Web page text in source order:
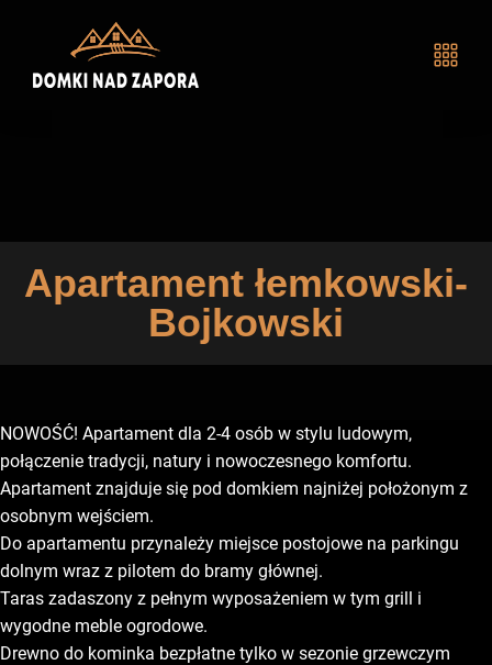
Apartament łemkowski-
Bojkowski
NOWOŚĆ! Apartament dla 2-4 osób w stylu ludowym,
połączenie tradycji, natury i nowoczesnego komfortu.
Apartament znajduje się pod domkiem najniżej położonym z
osobnym wejściem.
Do apartamentu przynależy miejsce postojowe na parkingu
dolnym wraz z pilotem do bramy głównej.
Taras zadaszony z pełnym wyposażeniem w tym grill i
wygodne meble ogrodowe.
Drewno do kominka bezpłatne tylko w sezonie grzewczym